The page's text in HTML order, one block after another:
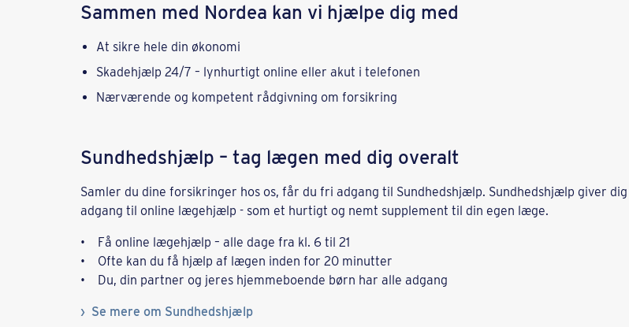
Sammen med Nordea kan vi hjælpe dig med
At sikre hele din økonomi
Skadehjælp 24/7 – lynhurtigt online eller akut i telefonen
Nærværende og kompetent rådgivning om forsikring
Sundhedshjælp – tag lægen med dig overalt
Samler du dine forsikringer hos os, får du fri adgang til Sundhedshjælp. Sundhedshjælp giver dig
adgang til online lægehjælp - som et hurtigt og nemt supplement til din egen læge.
• Få online lægehjælp – alle dage fra kl. 6 til 21
• Ofte kan du få hjælp af lægen inden for 20 minutter
• Du, din partner og jeres hjemmeboende børn har alle adgang
Se mere om Sundhedshjælp